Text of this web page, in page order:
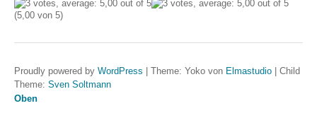
(5,00 von 5)
Proudly powered by WordPress Theme: Yoko von Elmastudio
Child
Theme: Sven Soltmann
Oben